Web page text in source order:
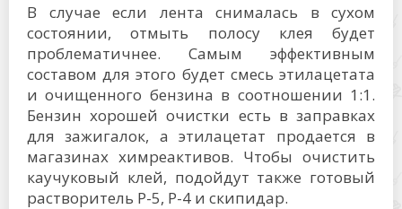
В случае если лента снималась в сухом
состоянии, отмыть полосу клея будет
проблематичнее. Самым эффективным
составом для этого будет смесь этилацетата
и очищенного бензина в соотношении 1:1.
Бензин хорошей очистки есть в заправках
для зажигалок, а этилацетат продается в
магазинах химреактивов. Чтобы очистить
каучуковый клей, подойдут также готовый
растворитель Р-5, Р-4 и скипидар.